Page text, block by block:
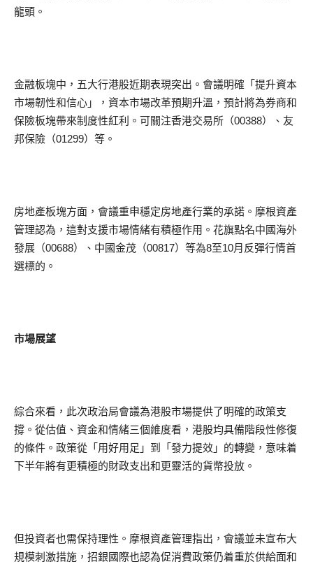
龍頭。
金融板塊中，五大行港股近期表現突出。會議明確「提升資本
市場韌性和信心」，資本市場改革預期升溫，預計將為券商和
保險板塊帶來制度性紅利。可關注香港交易所（00388）、友
邦保險（01299）等。
房地產板塊方面，會議重申穩定房地產行業的承諾。摩根資產
管理認為，這對支援市場情緒有積極作用。花旗點名中國海外
發展（00688）、中國金茂（00817）等為8至10月反彈行情首
選標的。
市場展望
綜合來看，此次政治局會議為港股市場提供了明確的政策支
撐。從估值、資金和情緒三個維度看，港股均具備階段性修復
的條件。政策從「用好用足」到「發力提效」的轉變，意味着
下半年將有更積極的財政支出和更靈活的貨幣投放。
但投資者也需保持理性。摩根資產管理指出，會議並未宣布大
規模刺激措施，招銀國際也認為促消費政策仍着重於供給面和